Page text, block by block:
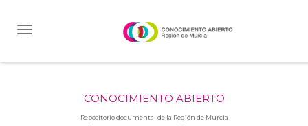
CONOCIMIENTO ABIERTO
Repositorio documental de la Región de Murcia